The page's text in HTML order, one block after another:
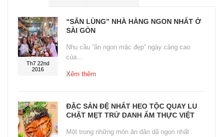
Th7 22nd
2016
“SĂN LÙNG” NHÀ HÀNG NGON NHẤT Ở
SÀI GÒN
Nhu cầu “ăn ngon mặc đẹp” ngày càng cao
của...
Xêm thêm
ĐẶC SẢN ĐỆ NHẤT HEO TỘC QUAY LU
CHẶT MẸT TRỨ DANH ẨM THỰC VIỆT
Một trong những món ăn dân dã ngon nhất